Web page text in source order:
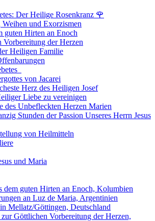
Der Heilige Rosenkranz 🌹
Weihen und Exorzismen
guten Hirten an Enoch
Vorbereitung der Herzen
Heiligen Familie
von Jacarei
Herz des Heiligen Josef
Liebe zu vereinigen
des Unbefleckten Herzen Marien
Stunden der Passion Unseres Herrn Jesus
von Heilmitteln
und Maria
dem guten Hirten an Enoch, Kolumbien
an Luz de Maria, Argentinien
Mellatz/Göttingen, Deutschland
Göttlichen Vorbereitung der Herzen,